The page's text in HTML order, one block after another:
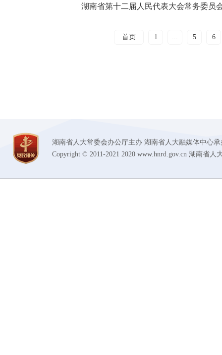
湖南省第十二届人民代表大会常务委员
首页 1 ... 5 6
湖南省人大常委会办公厅主办 湖南省人大融媒体中心
Copyright © 2011-2021 2020 www.hnrd.gov.cn 湖南省